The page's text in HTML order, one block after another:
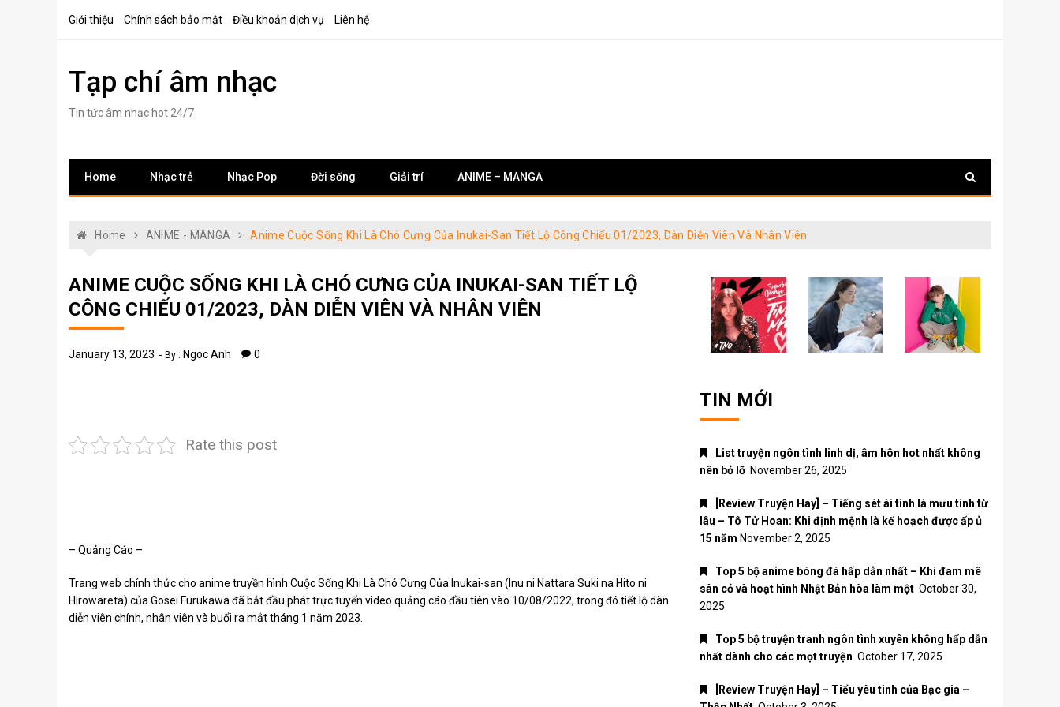
Giới thiệu Chính sách bảo mật Điều khoản dịch vụ Liên hệ
Tạp chí âm nhạc
Tin tức âm nhạc hot 24/7
Home Nhạc trẻ Nhạc Pop Đời sống Giải trí ANIME – MANGA
Home ANIME - MANGA Anime Cuộc Sống Khi Là Chó Cưng Của Inukai-San Tiết Lộ Công Chiếu 01/2023, Dàn Diễn Viên Và Nhân Viên
ANIME CUỘC SỐNG KHI LÀ CHÓ CƯNG CỦA INUKAI-SAN TIẾT LỘ
CÔNG CHIẾU 01/2023, DÀN DIỄN VIÊN VÀ NHÂN VIÊN
January 13, 2023 By : Ngoc Anh 0
Rate this post
– Quảng Cáo –
Trang web chính thức cho anime truyền hình Cuộc Sống Khi Là Chó Cưng Của Inukai-san (Inu ni Nattara Suki na Hito ni
Hirowareta) của Gosei Furukawa đã bắt đầu phát trực tuyến video quảng cáo đầu tiên vào 10/08/2022, trong đó tiết lộ dàn
diễn viên chính, nhân viên và buổi ra mắt tháng 1 năm 2023.
TIN MỚI
List truyện ngôn tình linh dị, âm hôn hot nhất không
nên bỏ lỡ November 26, 2025
[Review Truyện Hay] – Tiếng sét ái tình là mưu tính từ
lâu – Tô Tử Hoan: Khi định mệnh là kế hoạch được ấp ủ
15 năm November 2, 2025
Top 5 bộ anime bóng đá hấp dẫn nhất – Khi đam mê
sân cỏ và hoạt hình Nhật Bản hòa làm một October 30,
2025
Top 5 bộ truyện tranh ngôn tình xuyên không hấp dẫn
nhất dành cho các mọt truyện October 17, 2025
[Review Truyện Hay] – Tiểu yêu tinh của Bạc gia –